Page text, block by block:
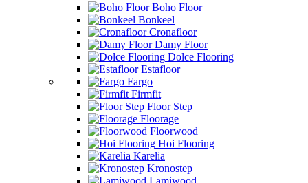
Boho Floor
Bonkeel
Cronafloor
Damy Floor
Dolce Flooring
Estafloor
Fargo
Firmfit
Floor Step
Floorage
Floorwood
Hoi Flooring
Karelia
Kronostep
Lamiwood